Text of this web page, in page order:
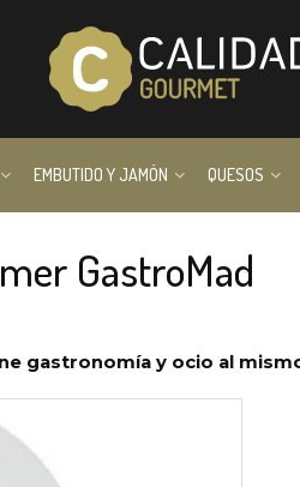
EMBUTIDO Y JAMÓN QUESOS
GastroMad
gastronomía y ocio al